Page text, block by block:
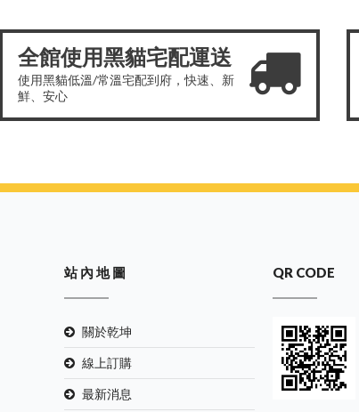
全館使用黑貓宅配運送
使用黑貓低溫/常溫宅配到府，快速、新
鮮、安心
站 內 地 圖
關於乾坤
線上訂購
最新消息
QR CODE